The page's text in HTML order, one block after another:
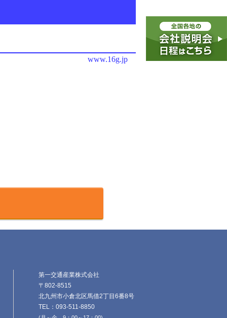
第一交通産業株式会社
〒802-8515
北九州市小倉北区馬借2丁目6番8号
TEL：093-511-8850